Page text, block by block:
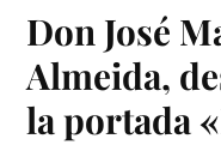
Don José
Almeida,
la portada